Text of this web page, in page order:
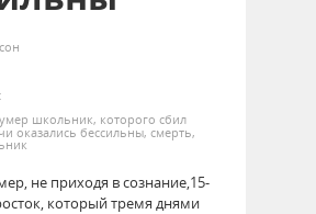
школьник, которого сбил
оказались бессильны, смерть,
не приходя в сознание,15-
который тремя днями